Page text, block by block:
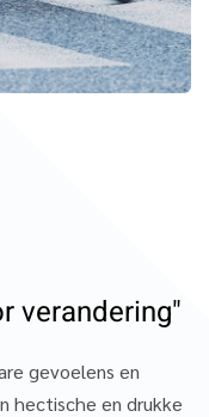
verandering"
gevoelens en
hectische en drukke